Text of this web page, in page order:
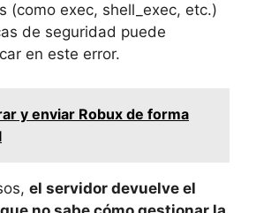
(como exec, shell_exec, etc.)
de seguridad puede
en este error.
y enviar Robux de forma
el servidor devuelve el